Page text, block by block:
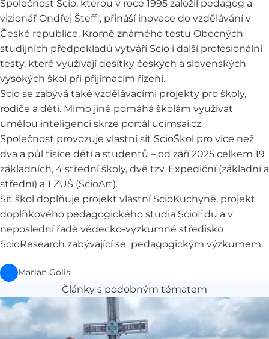
Společnost Scio, kterou v roce 1995 založil pedagog a
vizionář Ondřej Šteffl, přináší inovace do vzdělávání v
České republice. Kromě známého testu Obecných
studijních předpokladů vytváří Scio i další profesionální
testy, které využívají desítky českých a slovenských
vysokých škol při přijímacím řízení.
Scio se zabývá také vzdělávacími projekty pro školy,
rodiče a děti. Mimo jiné pomáhá školám využívat
umělou inteligenci skrze portál ucimsai.cz.
Společnost provozuje vlastní síť ScioŠkol pro více než
dva a půl tisíce dětí a studentů – od září 2025 celkem 19
základních, 4 střední školy, dvě tzv. Expediční (základní a
střední) a 1 ZUŠ (ScioArt).
Síť škol doplňuje projekt vlastní ScioKuchyně, projekt
doplňkového pedagogického studia ScioEdu a v
neposlední řadě vědecko-výzkumné středisko
ScioResearch zabývající se pedagogickým výzkumem.
Marian Golis
Články s podobným tématem